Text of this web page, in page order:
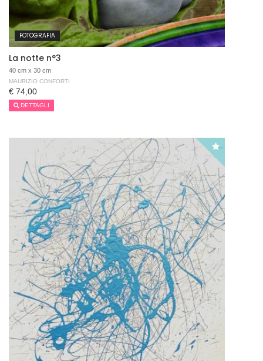
FOTOGRAFIA
La notte n°3
40 cm x 30 cm
MAURIZIO CONFORTI
€ 74,00
DETTAGLI